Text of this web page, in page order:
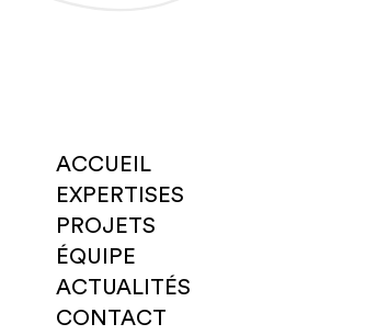
ACCUEIL
EXPERTISES
PROJETS
ÉQUIPE
ACTUALITÉS
CONTACT